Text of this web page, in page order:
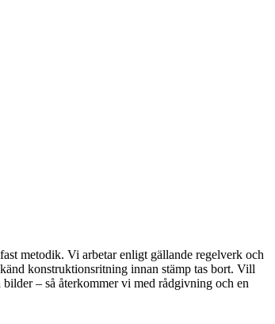
metodik. Vi arbetar enligt gällande regelverk och
konstruktionsritning innan stämp tas bort. Vill
– så återkommer vi med rådgivning och en